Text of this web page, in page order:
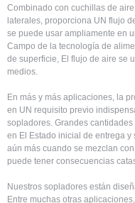
Combinado con cuchillas de
laterales, proporciona UN flujo
se puede usar ampliamente en
Campo de la tecnología de
de superficie, El flujo de aire se
medios.
En más y más aplicaciones, la
en UN requisito previo
sopladores. Grandes
en El Estado inicial de entrega y
aún más cuando se mezclan
puede tener consecuencias
Nuestros sopladores están
Entre muchas otras